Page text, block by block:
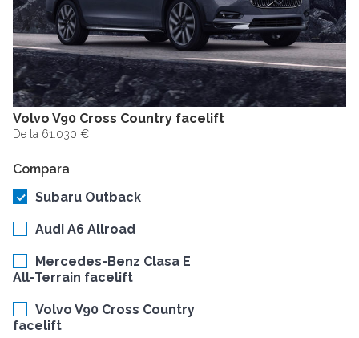
Volvo V90 Cross Country facelift
De la 61.030 €
Compara
Subaru Outback
Audi A6 Allroad
Mercedes-Benz Clasa E
All-Terrain facelift
Volvo V90 Cross Country
facelift